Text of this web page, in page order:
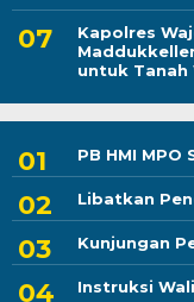
Kapolres
untuk Tanah
PB HMI MPO
Libatkan
Kunjungan
Instruksi